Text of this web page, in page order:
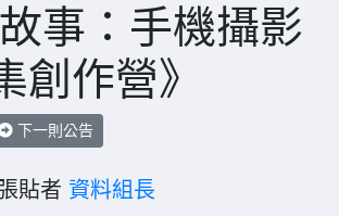
事：手機攝影
創作營》
下一則公告
貼者 資料組長